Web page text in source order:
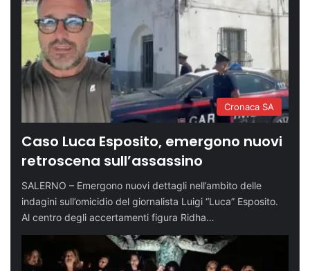
Cronaca SA
Caso Luca Esposito, emergono nuovi
retroscena sull’assassino
SALERNO – Emergono nuovi dettagli nell’ambito delle
indagini sull’omicidio del giornalista Luigi “Luca” Esposito.
Al centro degli accertamenti figura Ridha…